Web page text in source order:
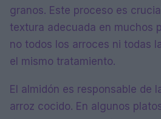
granos. Este proceso es
textura adecuada en muchos
no todos los arroces ni todas
el mismo tratamiento.
El almidón es responsable de
arroz cocido. En algunos